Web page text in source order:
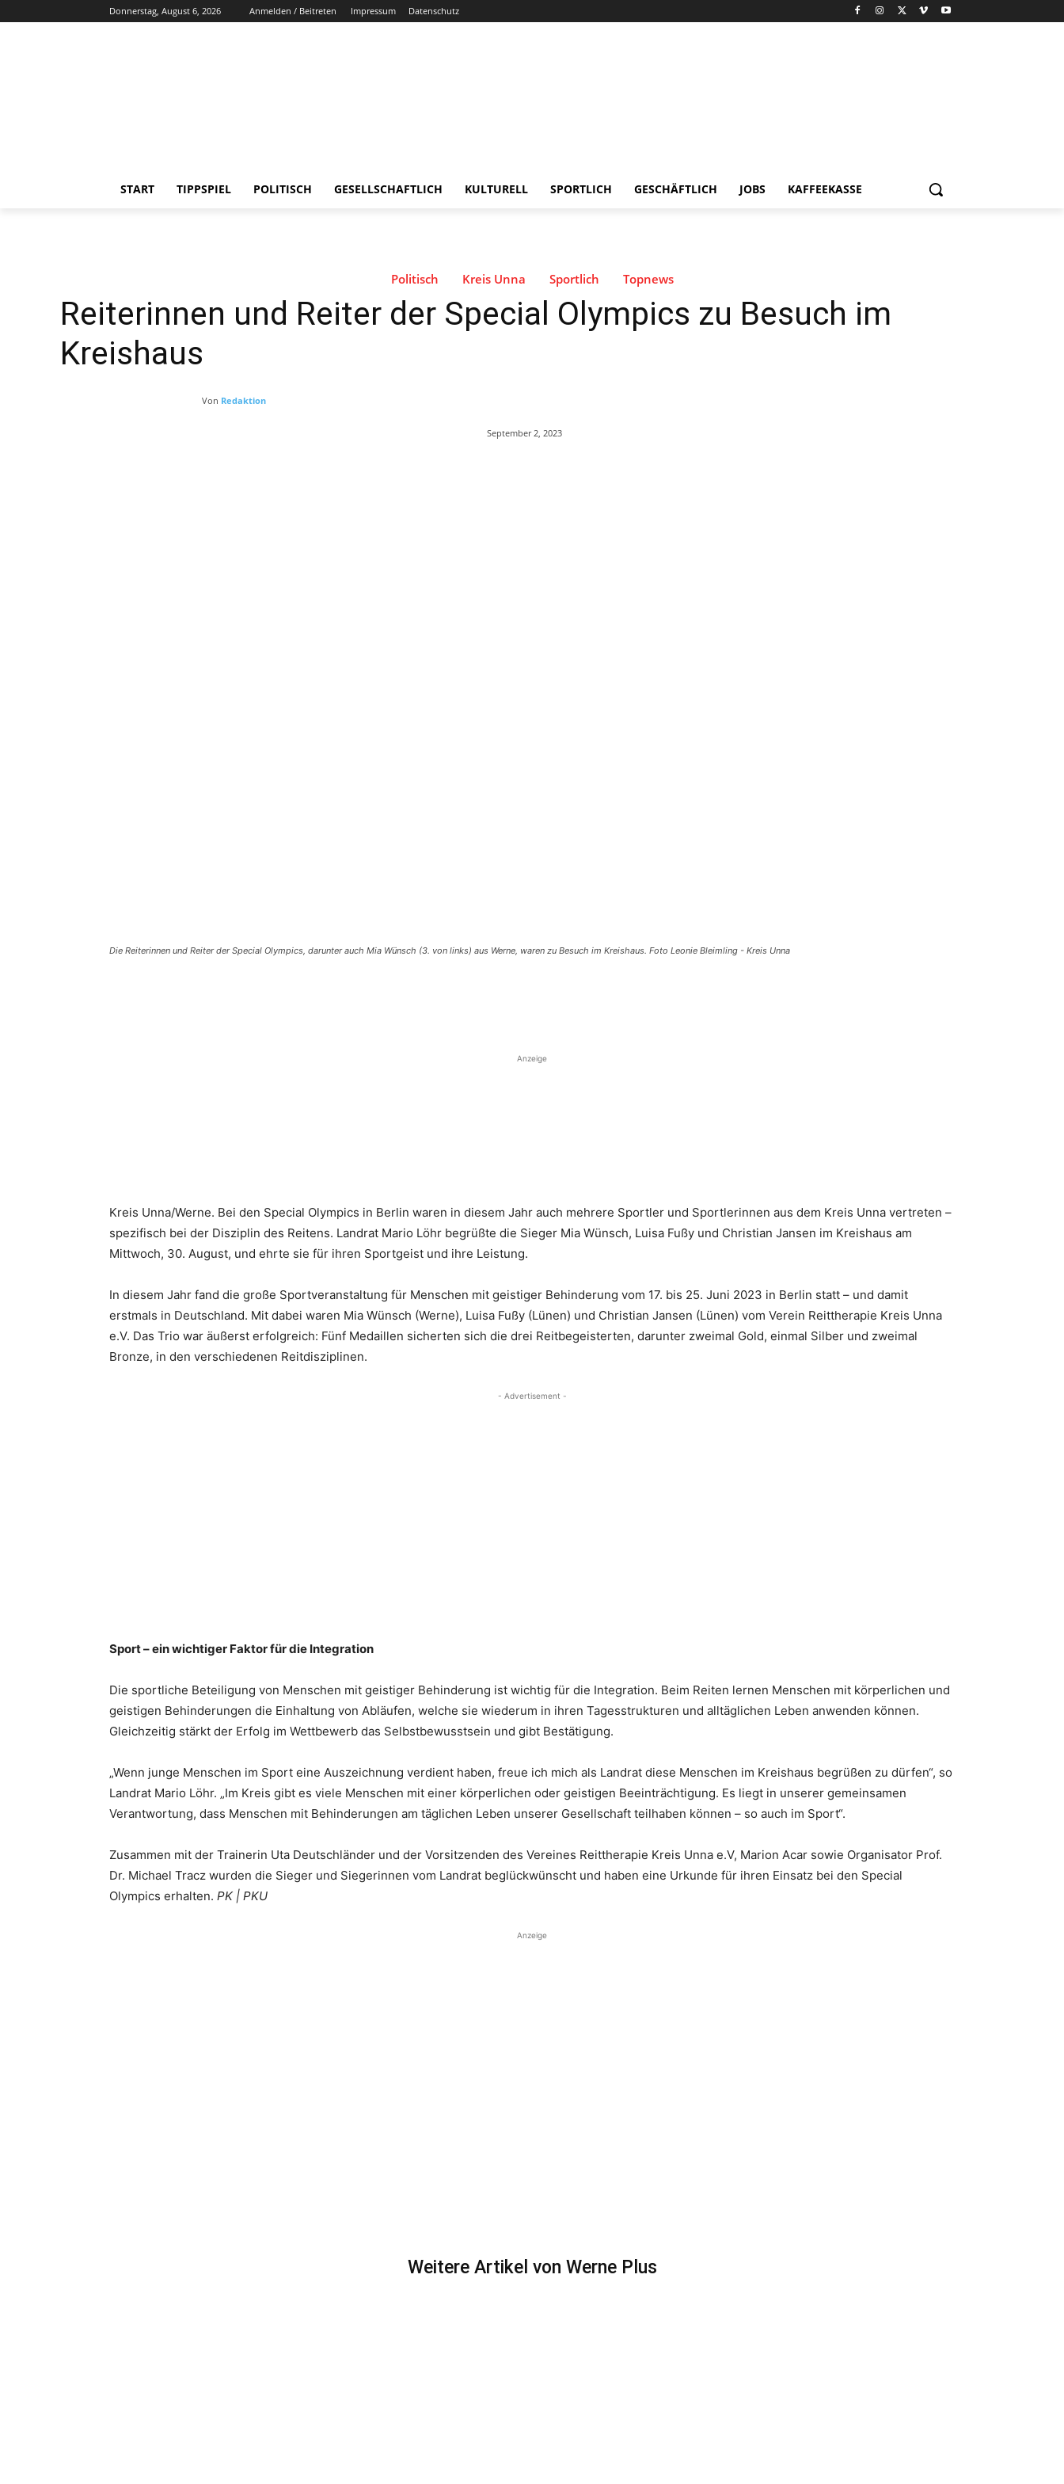
Donnerstag, August 6, 2026 Anmelden / Beitreten Impressum Datenschutz
START TIPPSPIEL POLITISCH GESELLSCHAFTLICH KULTURELL SPORTLICH GESCHÄFTLICH JOBS KAFFEEKASSE
Politisch Kreis Unna Sportlich Topnews
Reiterinnen und Reiter der Special Olympics zu Besuch im
Kreishaus
Von Redaktion
September 2, 2023
Die Reiterinnen und Reiter der Special Olympics, darunter auch Mia Wünsch (3. von links) aus Werne, waren zu Besuch im Kreishaus. Foto Leonie Bleimling - Kreis Unna
Anzeige
Kreis Unna/Werne. Bei den Special Olympics in Berlin waren in diesem Jahr auch mehrere Sportler und Sportlerinnen aus dem Kreis Unna vertreten –
spezifisch bei der Disziplin des Reitens. Landrat Mario Löhr begrüßte die Sieger Mia Wünsch, Luisa Fußy und Christian Jansen im Kreishaus am
Mittwoch, 30. August, und ehrte sie für ihren Sportgeist und ihre Leistung.
In diesem Jahr fand die große Sportveranstaltung für Menschen mit geistiger Behinderung vom 17. bis 25. Juni 2023 in Berlin statt – und damit
erstmals in Deutschland. Mit dabei waren Mia Wünsch (Werne), Luisa Fußy (Lünen) und Christian Jansen (Lünen) vom Verein Reittherapie Kreis Unna
e.V. Das Trio war äußerst erfolgreich: Fünf Medaillen sicherten sich die drei Reitbegeisterten, darunter zweimal Gold, einmal Silber und zweimal
Bronze, in den verschiedenen Reitdisziplinen.
- Advertisement -
Sport – ein wichtiger Faktor für die Integration
Die sportliche Beteiligung von Menschen mit geistiger Behinderung ist wichtig für die Integration. Beim Reiten lernen Menschen mit körperlichen und
geistigen Behinderungen die Einhaltung von Abläufen, welche sie wiederum in ihren Tagesstrukturen und alltäglichen Leben anwenden können.
Gleichzeitig stärkt der Erfolg im Wettbewerb das Selbstbewusstsein und gibt Bestätigung.
„Wenn junge Menschen im Sport eine Auszeichnung verdient haben, freue ich mich als Landrat diese Menschen im Kreishaus begrüßen zu dürfen“, so
Landrat Mario Löhr. „Im Kreis gibt es viele Menschen mit einer körperlichen oder geistigen Beeinträchtigung. Es liegt in unserer gemeinsamen
Verantwortung, dass Menschen mit Behinderungen am täglichen Leben unserer Gesellschaft teilhaben können – so auch im Sport“.
Zusammen mit der Trainerin Uta Deutschländer und der Vorsitzenden des Vereines Reittherapie Kreis Unna e.V, Marion Acar sowie Organisator Prof.
Dr. Michael Tracz wurden die Sieger und Siegerinnen vom Landrat beglückwünscht und haben eine Urkunde für ihren Einsatz bei den Special
Olympics erhalten. PK | PKU
Anzeige
Weitere Artikel von Werne Plus